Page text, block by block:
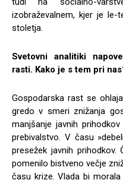
izobraževalnem, kjer je le-
stoletja.
Svetovni analitiki
rasti. Kako je s tem pri
Gospodarska rast se
gredo v smeri znižanja
manjšanje javnih
prebivalstvo. V času
presežek javnih
pomenilo bistveno večje
času krize. Vlada bi